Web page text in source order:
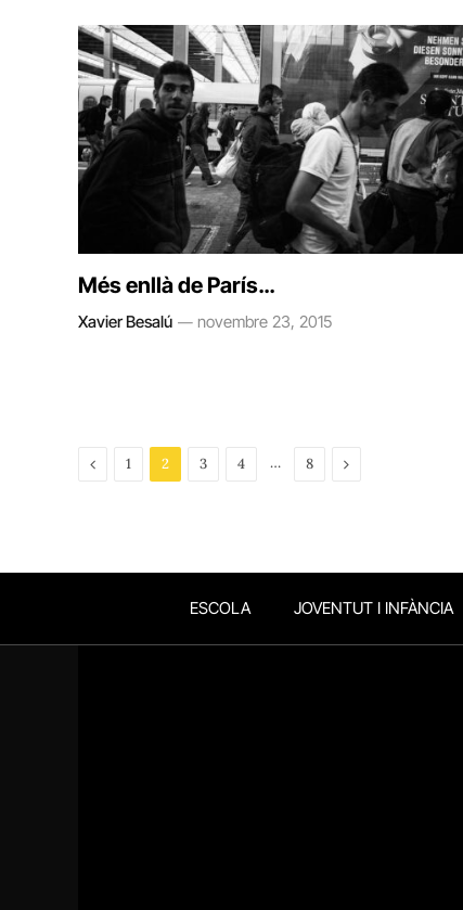
Més enllà de París…
Xavier Besalú novembre 23, 2015
Previous
1 2 3 4 … 8 Next
ESCOLA JOVENTUT I INFÀNCIA